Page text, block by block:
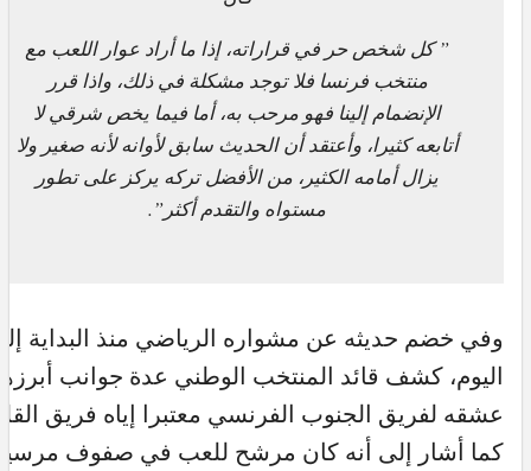
” كل شخص حر في قراراته، إذا ما أراد عوار اللعب مع
منتخب فرنسا فلا توجد مشكلة في ذلك، واذا قرر
الإنضمام إلينا فهو مرحب به، أما فيما يخص شرقي لا
أتابعه كثيرا، وأعتقد أن الحديث سابق لأوانه لأنه صغير ولا
يزال أمامه الكثير، من الأفضل تركه يركز على تطور
مستواه والتقدم أكثر”.
وفي خضم حديثه عن مشواره الرياضي منذ البداية
اليوم، كشف قائد المنتخب الوطني عدة جوانب
عشقه لفريق الجنوب الفرنسي معتبرا إياه فريق
كما أشار إلى أنه كان مرشح للعب في صفوف